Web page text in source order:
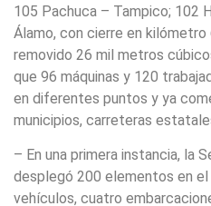
105 Pachuca – Tampico; 102
Álamo, con cierre en kilómetro
removido 26 mil metros
que 96 máquinas y 120
en diferentes puntos y ya
municipios, carreteras
– En una primera instancia, la
desplegó 200 elementos en
vehículos, cuatro